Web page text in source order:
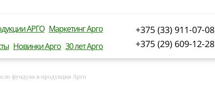
АРГО Маркетинг Арго
Новинки Арго 30 лет Арго
+375 (33) 911-07-08
+375 (29) 609-12-28
фундука в продукции Арго